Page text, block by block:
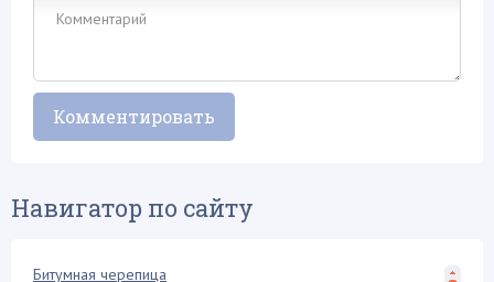
Навигатор по сайту
Битумная черепица